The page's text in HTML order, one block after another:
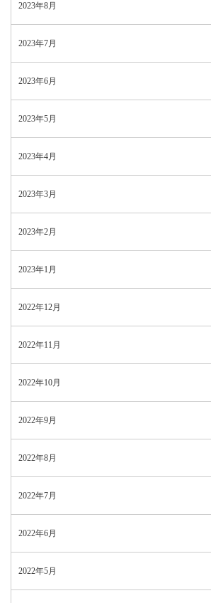
2023年8月
2023年7月
2023年6月
2023年5月
2023年4月
2023年3月
2023年2月
2023年1月
2022年12月
2022年11月
2022年10月
2022年9月
2022年8月
2022年7月
2022年6月
2022年5月